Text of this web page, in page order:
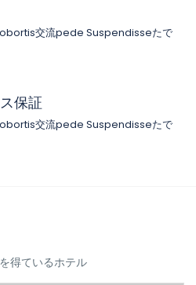
交流pede Suspendisseたで
保証
交流pede Suspendisseたで
得ているホテル